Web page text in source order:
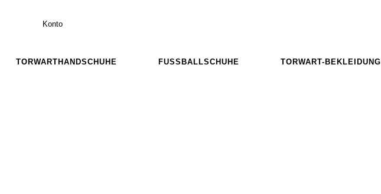
Konto
TORWARTHANDSCHUHE FUSSBALLSCHUHE TORWART-BEKLEIDUNG